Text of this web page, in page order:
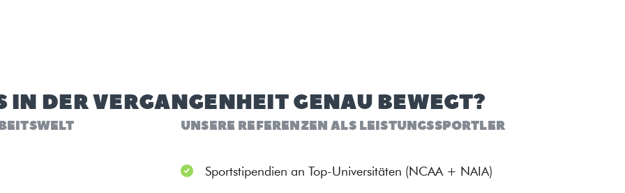
DER VERGANGENHEIT GENAU BEWEGT?
UNSERE REFERENZEN ALS LEISTUNGSSPORTLER
Sportstipendien an Top-Universitäten (NCAA + NAIA)